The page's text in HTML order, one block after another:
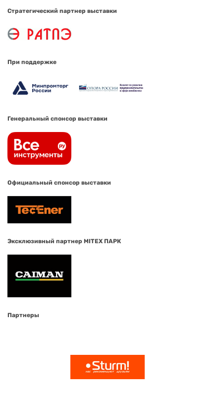
Стратегический партнер выставки
При поддержке
Генеральный спонсор выставки
Официальный спонсор выставки
Эксклюзивный партнер MITEX ПАРК
Партнеры